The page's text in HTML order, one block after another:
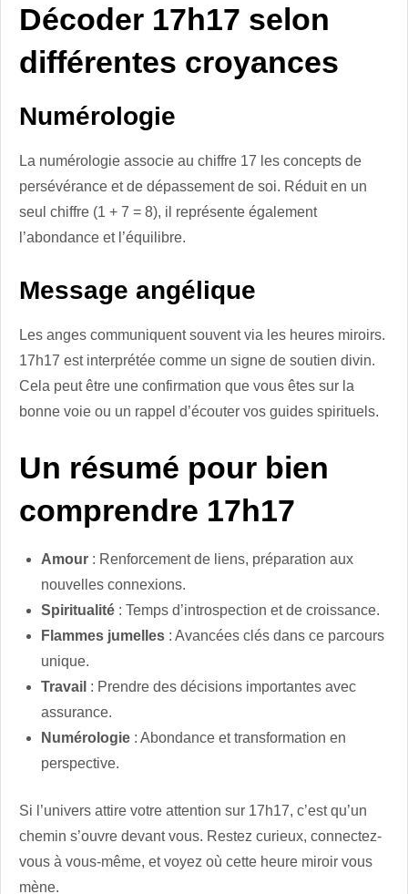
Décoder 17h17 selon
différentes croyances
Numérologie
La numérologie associe au chiffre 17 les concepts de
persévérance et de dépassement de soi. Réduit en un
seul chiffre (1 + 7 = 8), il représente également
l’abondance et l’équilibre.
Message angélique
Les anges communiquent souvent via les heures miroirs.
17h17 est interprétée comme un signe de soutien divin.
Cela peut être une confirmation que vous êtes sur la
bonne voie ou un rappel d’écouter vos guides spirituels.
Un résumé pour bien
comprendre 17h17
Amour : Renforcement de liens, préparation aux
nouvelles connexions.
Spiritualité : Temps d’introspection et de croissance.
Flammes jumelles : Avancées clés dans ce parcours
unique.
Travail : Prendre des décisions importantes avec
assurance.
Numérologie : Abondance et transformation en
perspective.
Si l’univers attire votre attention sur 17h17, c’est qu’un
chemin s’ouvre devant vous. Restez curieux, connectez-
vous à vous-même, et voyez où cette heure miroir vous
mène.